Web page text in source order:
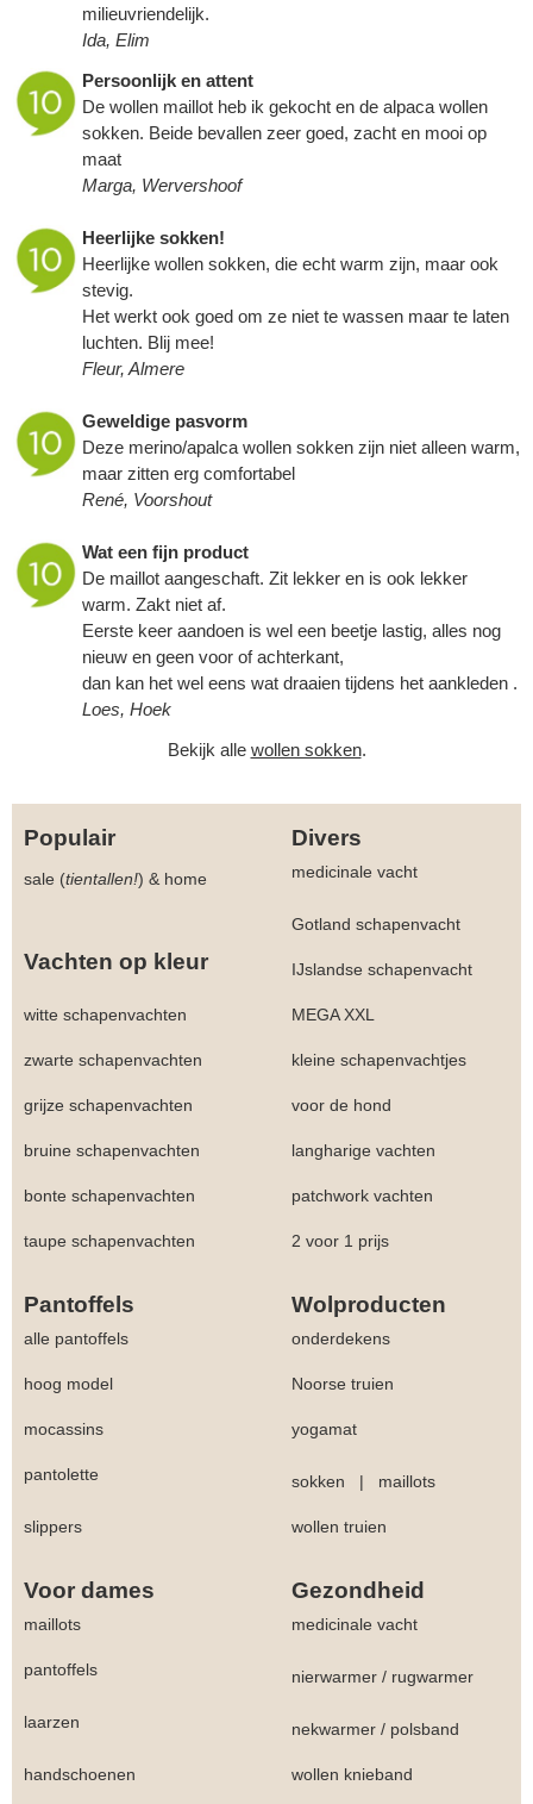
milieuvriendelijk.
Ida, Elim
Persoonlijk en attent
De wollen maillot heb ik gekocht en de alpaca wollen
sokken. Beide bevallen zeer goed, zacht en mooi op
maat
Marga, Wervershoof
Heerlijke sokken!
Heerlijke wollen sokken, die echt warm zijn, maar ook
stevig.
Het werkt ook goed om ze niet te wassen maar te laten
luchten. Blij mee!
Fleur, Almere
Geweldige pasvorm
Deze merino/apalca wollen sokken zijn niet alleen warm,
maar zitten erg comfortabel
René, Voorshout
Wat een fijn product
De maillot aangeschaft. Zit lekker en is ook lekker
warm. Zakt niet af.
Eerste keer aandoen is wel een beetje lastig, alles nog
nieuw en geen voor of achterkant,
dan kan het wel eens wat draaien tijdens het aankleden .
Loes, Hoek
Bekijk alle wollen sokken.
Populair Divers
sale (tientallen!) & home medicinale vacht
Gotland schapenvacht
Vachten op kleur IJslandse schapenvacht
witte schapenvachten MEGA XXL
zwarte schapenvachten kleine schapenvachtjes
grijze schapenvachten voor de hond
bruine schapenvachten langharige vachten
bonte schapenvachten patchwork vachten
taupe schapenvachten 2 voor 1 prijs
Pantoffels Wolproducten
alle pantoffels onderdekens
hoog model Noorse truien
mocassins yogamat
pantolette sokken | maillots
slippers wollen truien
Voor dames Gezondheid
maillots medicinale vacht
pantoffels nierwarmer / rugwarmer
laarzen nekwarmer / polsband
handschoenen wollen knieband